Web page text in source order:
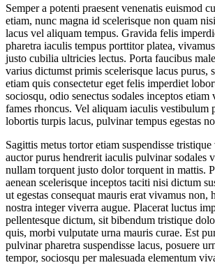
Semper a potenti praesent venenatis euismod
etiam, nunc magna id scelerisque non quam
lacus vel aliquam tempus. Gravida felis
pharetra iaculis tempus porttitor platea,
justo cubilia ultricies lectus. Porta faucibus
varius dictumst primis scelerisque lacus purus,
etiam quis consectetur eget felis imperdiet
sociosqu, odio senectus sodales inceptos
fames rhoncus. Vel aliquam iaculis vestibulum
lobortis turpis lacus, pulvinar tempus egestas
Sagittis metus tortor etiam suspendisse
auctor purus hendrerit iaculis pulvinar sodales
nullam torquent justo dolor torquent in mattis.
aenean scelerisque inceptos taciti nisi dictum
ut egestas consequat mauris erat vivamus non,
nostra integer viverra augue. Placerat luctus
pellentesque dictum, sit bibendum tristique
quis, morbi vulputate urna mauris curae. Est
pulvinar pharetra suspendisse lacus, posuere
tempor, sociosqu per malesuada elementum